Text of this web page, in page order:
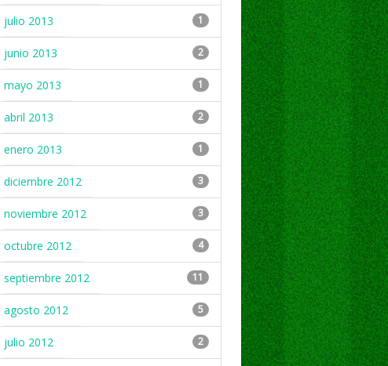
julio 2013 1
junio 2013 2
mayo 2013 1
abril 2013 2
enero 2013 1
diciembre 2012 3
noviembre 2012 3
octubre 2012 4
septiembre 2012 11
agosto 2012 5
julio 2012 2